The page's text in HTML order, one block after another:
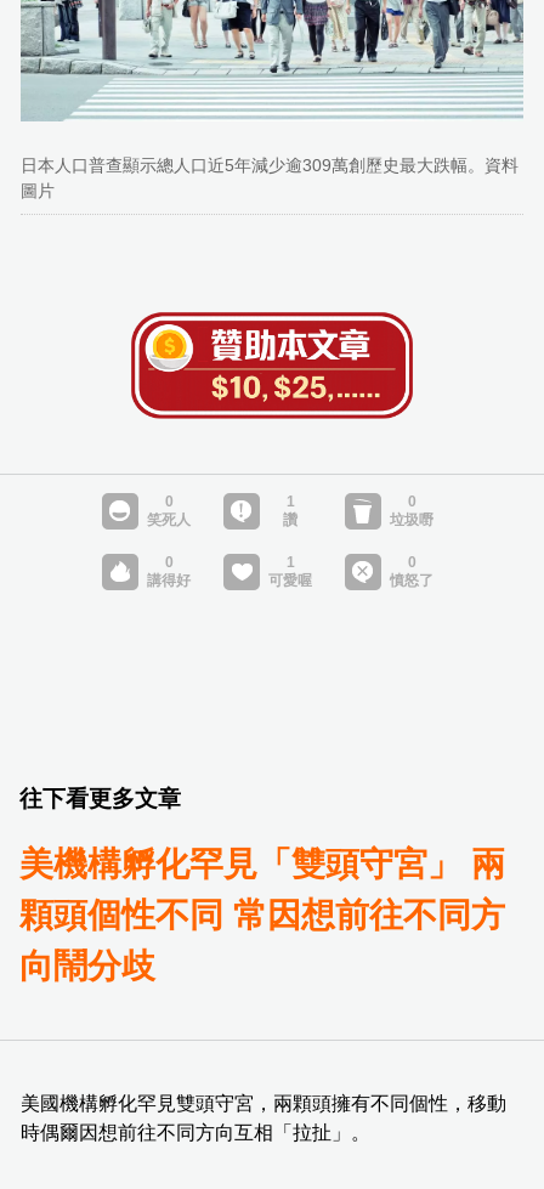
日本人口普查顯示總人口近5年減少逾309萬創歷史最大跌幅。資料
圖片
往下看更多文章
美機構孵化罕見「雙頭守宮」 兩
顆頭個性不同 常因想前往不同方
向鬧分歧
美國機構孵化罕見雙頭守宮，兩顆頭擁有不同個性，移動
時偶爾因想前往不同方向互相「拉扯」。